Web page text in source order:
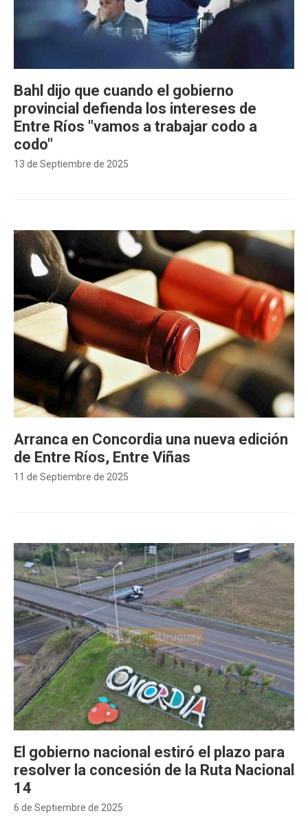
13 de Septiembre de 2025
Bahl dijo que cuando el gobierno
provincial defienda los intereses de
Entre Ríos "vamos a trabajar codo a
codo"
11 de Septiembre de 2025
Arranca en Concordia una nueva edición
de Entre Ríos, Entre Viñas
6 de Septiembre de 2025
El gobierno nacional estiró el plazo para
resolver la concesión de la Ruta Nacional
14